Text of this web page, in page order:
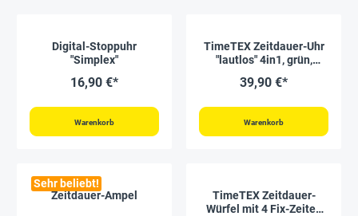
Digital-Stoppuhr
"Simplex"
16,90 €*
Warenkorb
TimeTEX Zeitdauer-Uhr
"lautlos" 4in1, grün,
39,90 €*
Warenkorb
Sehr beliebt!
Zeitdauer-Ampel
TimeTEX Zeitdauer-
Würfel mit 4 Fix-Zeiten